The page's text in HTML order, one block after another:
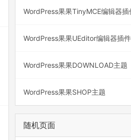
WordPress果果TinyMCE编辑器插
WordPress果果UEditor编辑器插件
WordPress果果DOWNLOAD主题
WordPress果果SHOP主题
随机页面